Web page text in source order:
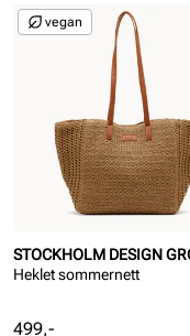
STOCKHOLM DESIGN
Heklet sommernett
Pris
499,-
vegan